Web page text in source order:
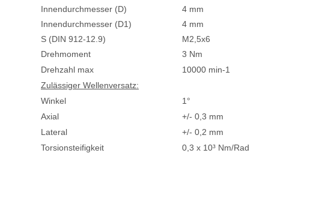
Innendurchmesser (D)
4 mm
Innendurchmesser (D1)
4 mm
S (DIN 912-12.9)
M2,5x6
Drehmoment
3 Nm
Drehzahl max
10000 min-1
Zulässiger Wellenversatz:
Winkel
1°
Axial
+/- 0,3 mm
Lateral
+/- 0,2 mm
Torsionsteifigkeit
0,3 x 10³ Nm/Rad